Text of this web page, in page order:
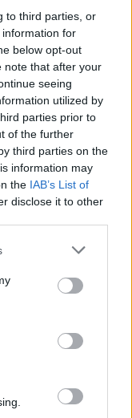
to third parties, or
for
below opt-out
note that after your
seeing
utilized by
parties prior to
of the further
third parties on the
information may
the IAB’s List of
disclose it to other
i terrorizmit
for Greece|